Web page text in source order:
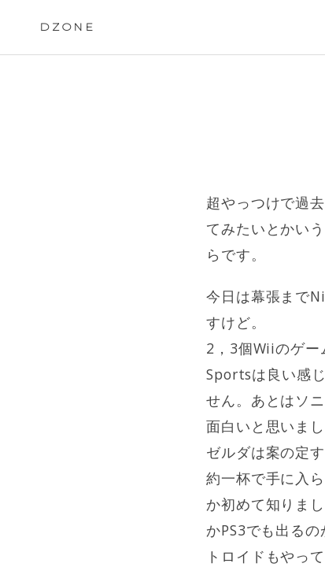
DZONE
超やっつけで過
てみたいとかい
らです。
今日は幕張まで
すけど。
2，3個Wiiのゲー
Sportsは良い感
せん。あとはソ
面白いと思いまし
ゼルダは案の定
約一杯で手に入
か初めて知りま
かPS3でも出る
トロイドもやっ